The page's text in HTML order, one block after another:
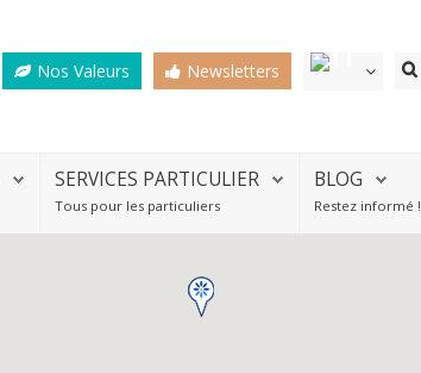
Nos Valeurs Newsletters
SERVICES PARTICULIER
Tous pour les particuliers
BLOG
Restez informé !